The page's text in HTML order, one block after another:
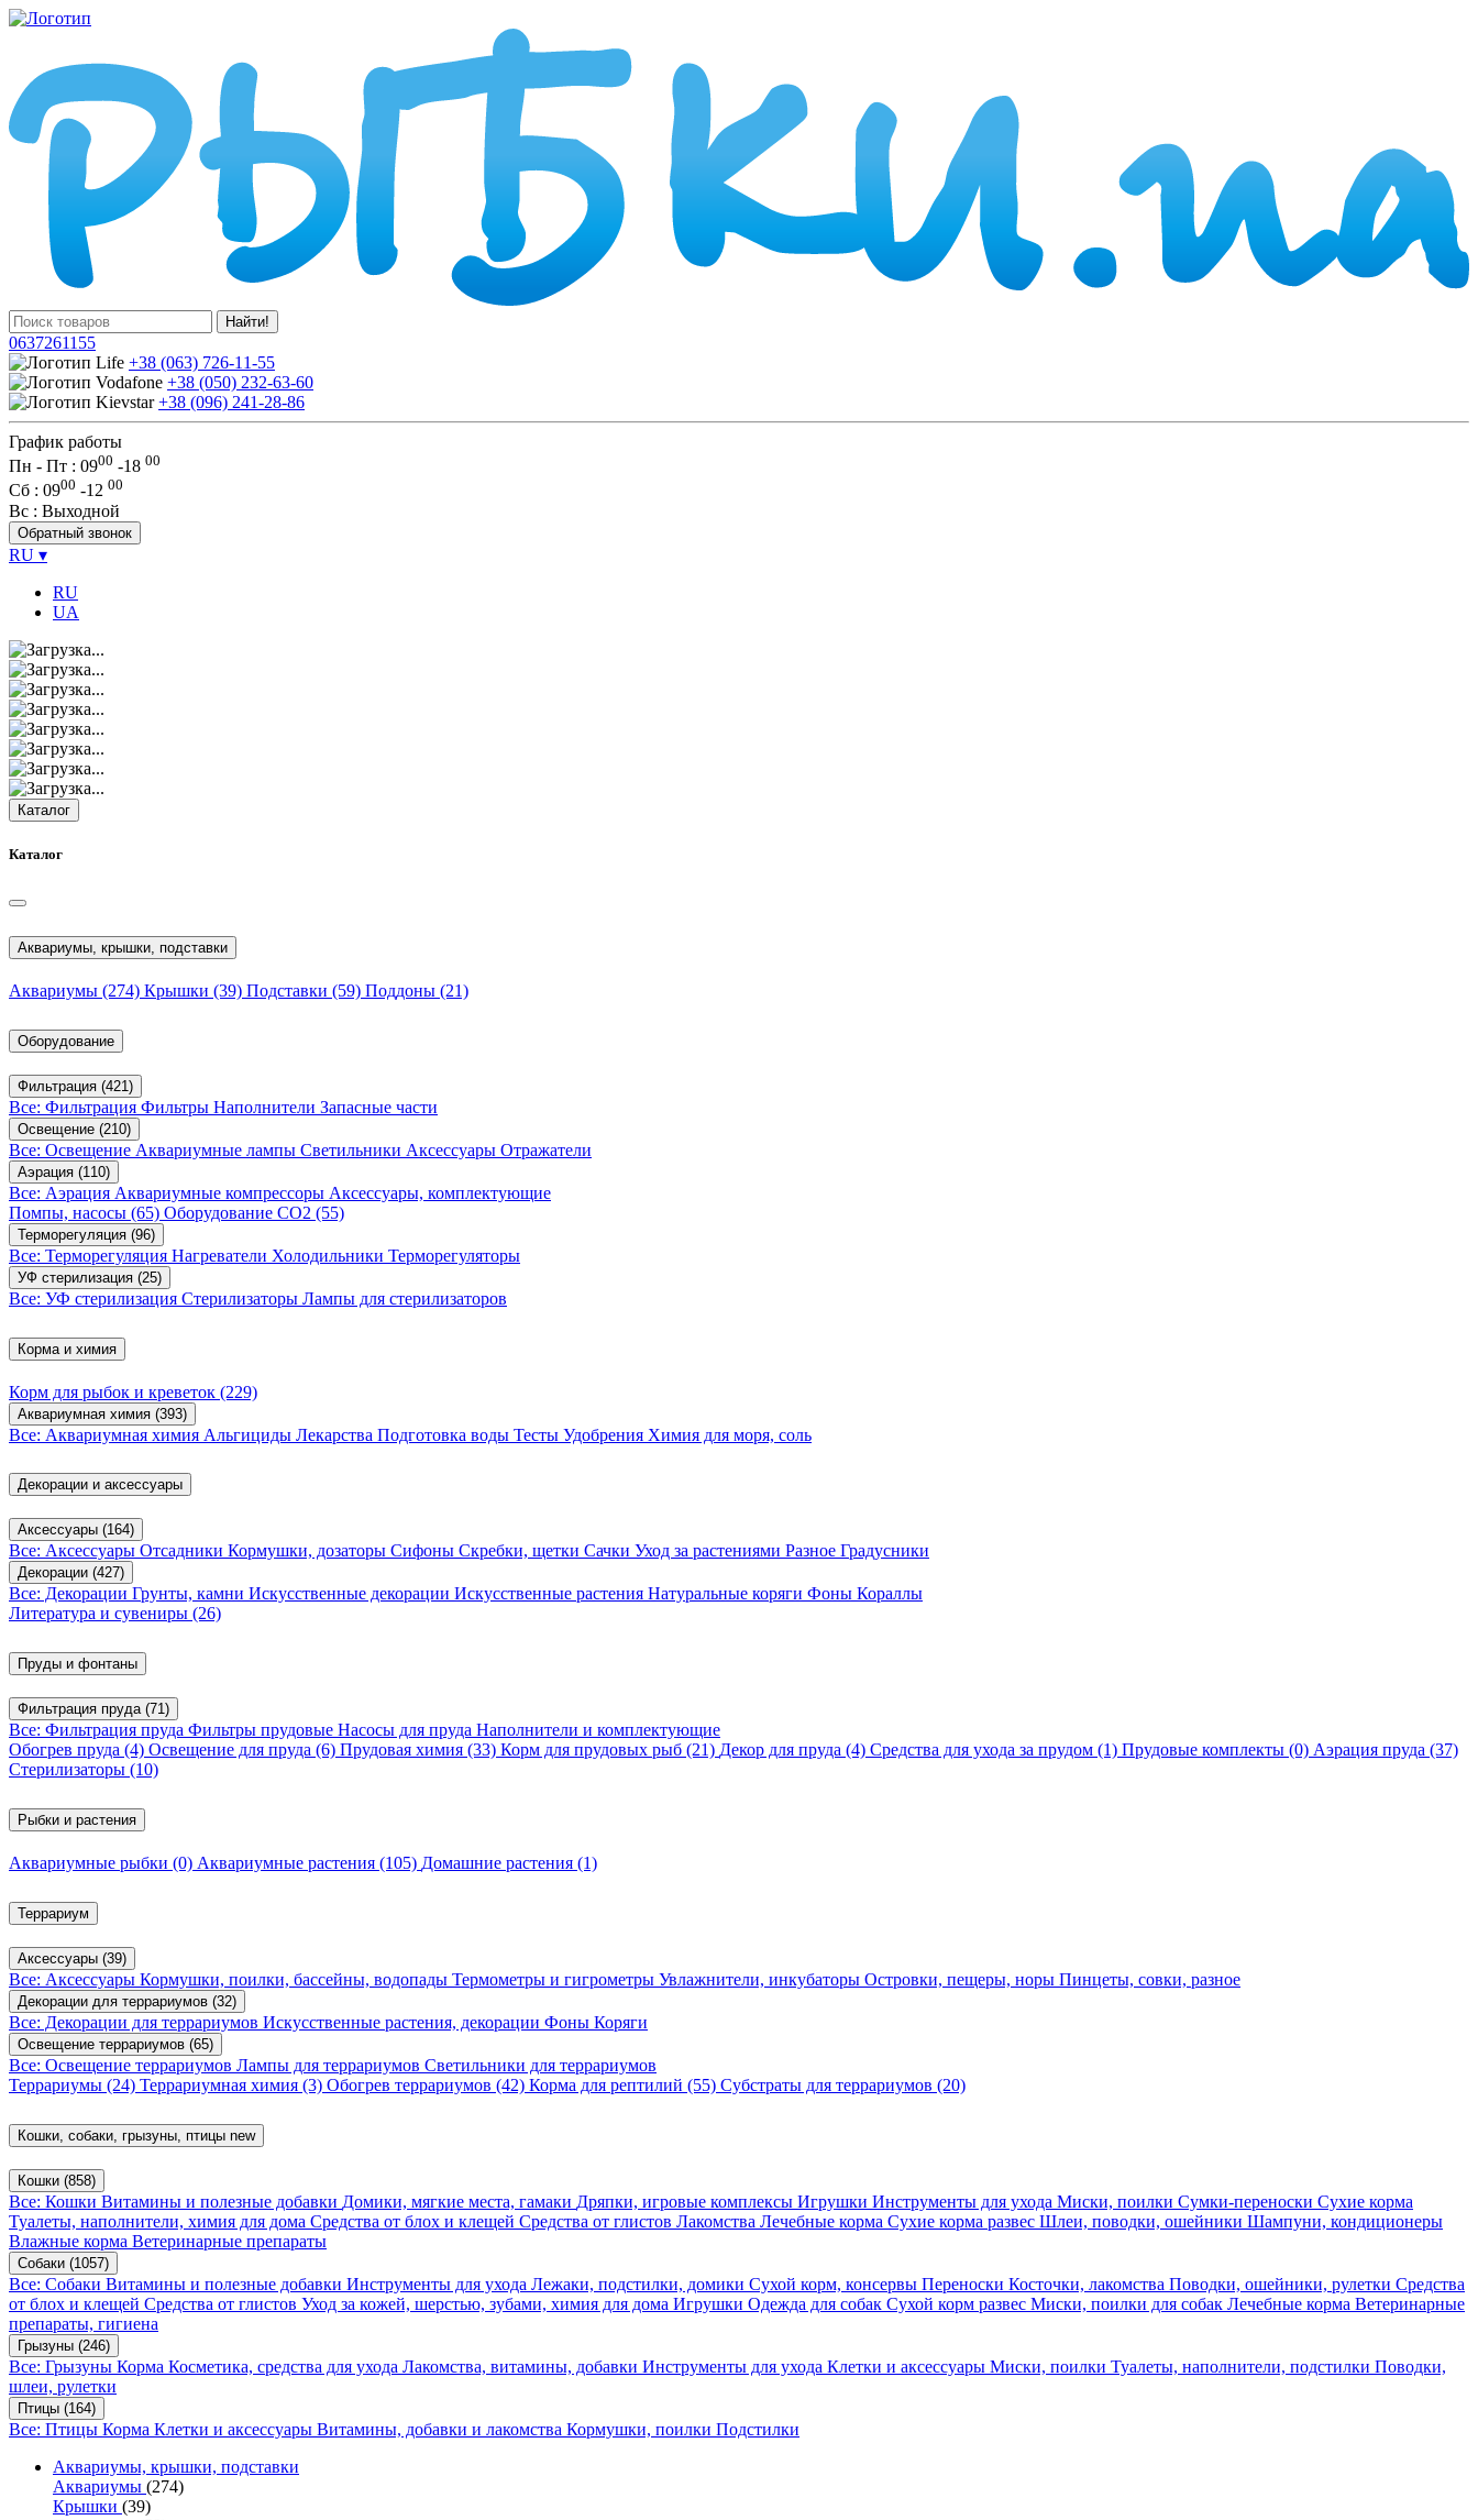
Найти!
0637261155
+38 (063) 726-11-55
+38 (050) 232-63-60
+38 (096) 241-28-86
График работы
Пн - Пт : 0900 -18 00
Сб : 0900 -12 00
Вс : Выходной
Обратный звонок
RU ▾
RU
UA
Каталог
Каталог
Аквариумы, крышки, подставки
Аквариумы (274) Крышки (39) Подставки (59) Поддоны (21)
Оборудование
Фильтрация (421)
Все: Фильтрация Фильтры Наполнители Запасные части
Освещение (210)
Все: Освещение Аквариумные лампы Светильники Аксессуары Отражатели
Аэрация (110)
Все: Аэрация Аквариумные компрессоры Аксессуары, комплектующие
Помпы, насосы (65) Оборудование CO2 (55)
Терморегуляция (96)
Все: Терморегуляция Нагреватели Холодильники Терморегуляторы
УФ стерилизация (25)
Все: УФ стерилизация Стерилизаторы Лампы для стерилизаторов
Корма и химия
Корм для рыбок и креветок (229)
Аквариумная химия (393)
Все: Аквариумная химия Альгициды Лекарства Подготовка воды Тесты Удобрения Химия для моря, соль
Декорации и аксессуары
Аксессуары (164)
Все: Аксессуары Отсадники Кормушки, дозаторы Сифоны Скребки, щетки Сачки Уход за растениями Разное Градусники
Декорации (427)
Все: Декорации Грунты, камни Искусственные декорации Искусственные растения Натуральные коряги Фоны Кораллы
Литература и сувениры (26)
Пруды и фонтаны
Фильтрация пруда (71)
Все: Фильтрация пруда Фильтры прудовые Насосы для пруда Наполнители и комплектующие
Обогрев пруда (4) Освещение для пруда (6) Прудовая химия (33) Корм для прудовых рыб (21) Декор для пруда (4) Средства для ухода за прудом (1) Прудовые комплекты (0) Аэрация пруда (37)
Стерилизаторы (10)
Рыбки и растения
Аквариумные рыбки (0) Аквариумные растения (105) Домашние растения (1)
Террариум
Аксессуары (39)
Все: Аксессуары Кормушки, поилки, бассейны, водопады Термометры и гигрометры Увлажнители, инкубаторы Островки, пещеры, норы Пинцеты, совки, разное
Декорации для террариумов (32)
Все: Декорации для террариумов Искусственные растения, декорации Фоны Коряги
Освещение террариумов (65)
Все: Освещение террариумов Лампы для террариумов Светильники для террариумов
Террариумы (24) Террариумная химия (3) Обогрев террариумов (42) Корма для рептилий (55) Субстраты для террариумов (20)
Кошки, собаки, грызуны, птицы new
Кошки (858)
Все: Кошки Витамины и полезные добавки Домики, мягкие места, гамаки Дряпки, игровые комплексы Игрушки Инструменты для ухода Миски, поилки Сумки-переноски Сухие корма
Туалеты, наполнители, химия для дома Средства от блох и клещей Средства от глистов Лакомства Лечебные корма Сухие корма развес Шлеи, поводки, ошейники Шампуни, кондиционеры
Влажные корма Ветеринарные препараты
Собаки (1057)
Все: Собаки Витамины и полезные добавки Инструменты для ухода Лежаки, подстилки, домики Сухой корм, консервы Переноски Косточки, лакомства Поводки, ошейники, рулетки Средства
от блох и клещей Средства от глистов Уход за кожей, шерстью, зубами, химия для дома Игрушки Одежда для собак Сухой корм развес Миски, поилки для собак Лечебные корма Ветеринарные
препараты, гигиена
Грызуны (246)
Все: Грызуны Корма Косметика, средства для ухода Лакомства, витамины, добавки Инструменты для ухода Клетки и аксессуары Миски, поилки Туалеты, наполнители, подстилки Поводки,
шлеи, рулетки
Птицы (164)
Все: Птицы Корма Клетки и аксессуары Витамины, добавки и лакомства Кормушки, поилки Подстилки
Аквариумы, крышки, подставки
Аквариумы (274)
Крышки (39)